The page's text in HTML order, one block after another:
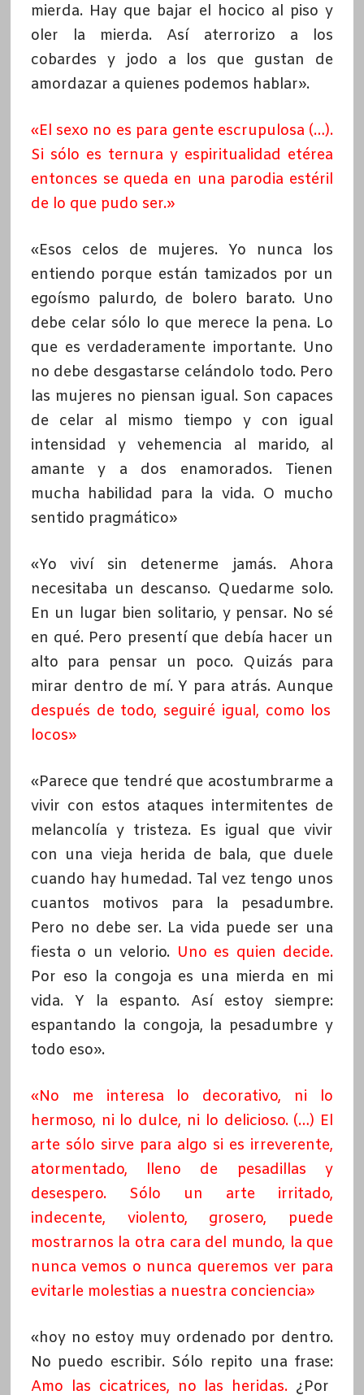
mierda. Hay que bajar el hocico al piso y
oler la mierda. Así aterrorizo a los
cobardes y jodo a los que gustan de
amordazar a quienes podemos hablar».
«El sexo no es para gente escrupulosa (…).
Si sólo es ternura y espiritualidad etérea
entonces se queda en una parodia estéril
de lo que pudo ser.»
«Esos celos de mujeres. Yo nunca los
entiendo porque están tamizados por un
egoísmo palurdo, de bolero barato. Uno
debe celar sólo lo que merece la pena. Lo
que es verdaderamente importante. Uno
no debe desgastarse celándolo todo. Pero
las mujeres no piensan igual. Son capaces
de celar al mismo tiempo y con igual
intensidad y vehemencia al marido, al
amante y a dos enamorados. Tienen
mucha habilidad para la vida. O mucho
sentido pragmático»
«Yo viví sin detenerme jamás. Ahora
necesitaba un descanso. Quedarme solo.
En un lugar bien solitario, y pensar. No sé
en qué. Pero presentí que debía hacer un
alto para pensar un poco. Quizás para
mirar dentro de mí. Y para atrás. Aunque
después de todo, seguiré igual, como los
locos»
«Parece que tendré que acostumbrarme a
vivir con estos ataques intermitentes de
melancolía y tristeza. Es igual que vivir
con una vieja herida de bala, que duele
cuando hay humedad. Tal vez tengo unos
cuantos motivos para la pesadumbre.
Pero no debe ser. La vida puede ser una
fiesta o un velorio. Uno es quien decide.
Por eso la congoja es una mierda en mi
vida. Y la espanto. Así estoy siempre:
espantando la congoja, la pesadumbre y
todo eso».
«No me interesa lo decorativo, ni lo
hermoso, ni lo dulce, ni lo delicioso. (…) El
arte sólo sirve para algo si es irreverente,
atormentado, lleno de pesadillas y
desespero. Sólo un arte irritado,
indecente, violento, grosero, puede
mostrarnos la otra cara del mundo, la que
nunca vemos o nunca queremos ver para
evitarle molestias a nuestra conciencia»
«hoy no estoy muy ordenado por dentro.
No puedo escribir. Sólo repito una frase:
Amo las cicatrices, no las heridas. ¿Por